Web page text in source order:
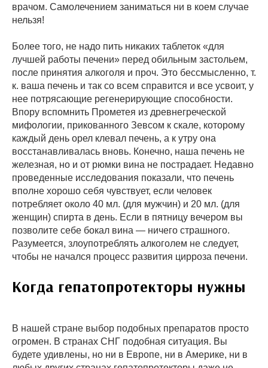
врачом. Самолечением заниматься ни в коем случае
нельзя!
Более того, не надо пить никаких таблеток «для
лучшей работы печени» перед обильным застольем,
после принятия алкоголя и проч. Это бессмысленно, т.
к. ваша печень и так со всем справится и все усвоит, у
нее потрясающие регенерирующие способности.
Впору вспомнить Прометея из древнегреческой
мифологии, прикованного Зевсом к скале, которому
каждый день орел клевал печень, а к утру она
восстанавливалась вновь. Конечно, наша печень не
железная, но и от рюмки вина не пострадает. Недавно
проведенные исследования показали, что печень
вполне хорошо себя чувствует, если человек
потребляет около 40 мл. (для мужчин) и 20 мл. (для
женщин) спирта в день. Если в пятницу вечером вы
позволите себе бокал вина — ничего страшного.
Разумеется, злоупотреблять алкоголем не следует,
чтобы не начался процесс развития цирроза печени.
Когда гепатопротекторы нужны
В нашей стране выбор подобных препаратов просто
огромен. В странах СНГ подобная ситуация. Вы
будете удивлены, но ни в Европе, ни в Америке, ни в